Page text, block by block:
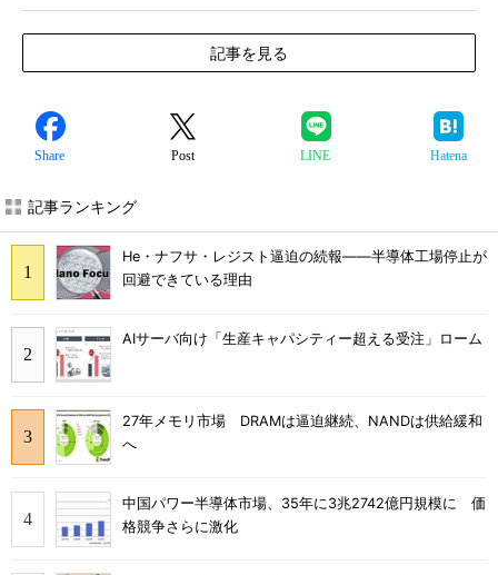
記事を見る
Share Post LINE Hatena
記事ランキング
He・ナフサ・レジスト逼迫の続報――半導体工場停止が
回避できている理由
AIサーバ向け「生産キャパシティー超える受注」ローム
27年メモリ市場 DRAMは逼迫継続、NANDは供給緩和
へ
中国パワー半導体市場、35年に3兆2742億円規模に 価
格競争さらに激化